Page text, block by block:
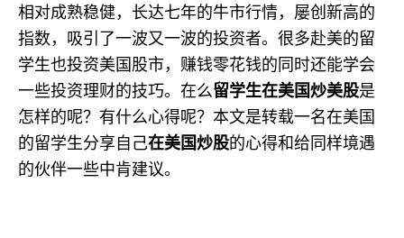
相对成熟稳健，长达七年的牛市行情，屡创新高的
指数，吸引了一波又一波的投资者。很多赴美的留
学生也投资美国股市，赚钱零花钱的同时还能学会
一些投资理财的技巧。在么留学生在美国炒美股是
怎样的呢？有什么心得呢？本文是转载一名在美国
的留学生分享自己在美国炒股的心得和给同样境遇
的伙伴一些中肯建议。